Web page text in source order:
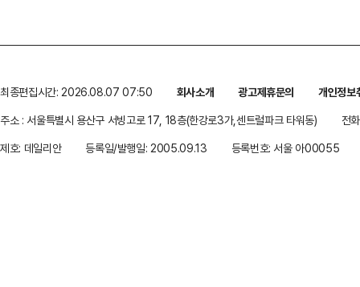
최종편집시간: 2026.08.07 07:50 회사소개 광고제휴문의
개인정보
주소 : 서울특별시 용산구 서빙고로 17, 18층(한강로3가,센트럴파크 타워동)
전
제호: 데일리안
등록일/발행일: 2005.09.13 등록번호: 서울 아00055